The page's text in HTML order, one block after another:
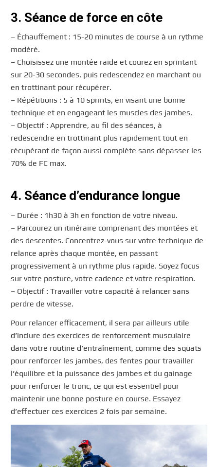
3. Séance de force en côte
– Échauffement : 15-20 minutes de course à un rythme
modéré.
– Choisissez une montée raide et courez en sprintant
sur 20-30 secondes, puis redescendez en marchant ou
en trottinant pour récupérer.
– Répétitions : 5 à 10 sprints, en visant une bonne
technique et en engageant les muscles des jambes.
– Objectif : Apprendre, au fil des séances, à
redescendre en trottinant plus rapidement tout en
récupérant de façon aussi complète sans dépasser les
70% de FC max.
4. Séance d’endurance longue
– Durée : 1h30 à 3h en fonction de votre niveau.
– Parcourez un itinéraire comprenant des montées et
des descentes. Concentrez-vous sur votre technique de
relance après chaque montée, en passant
progressivement à un rythme plus rapide. Soyez focus
sur votre posture, votre cadence et votre respiration.
– Objectif : Travailler votre capacité à relancer sans
perdre de vitesse.
Pour relancer efficacement, il sera par ailleurs utile
d’inclure des exercices de renforcement musculaire
dans votre routine d’entraînement, comme des squats
pour renforcer les jambes, des fentes pour travailler
l’équilibre et la puissance des jambes et du gainage
pour renforcer le tronc, ce qui est essentiel pour
maintenir une bonne posture en course. Essayez
d’effectuer ces exercices 2 fois par semaine.